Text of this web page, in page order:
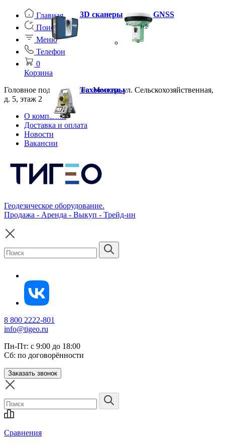
Главная
Поиск
Меню
Телефон
0
Корзина
Головное подразделение: Москва, ул. Сельскохозяйственная,
д. 5, этаж 2
О компании
Доставка и оплата
Новости
Вакансии
Геодезическое оборудование.
Продажа - Аренда - Выкуп - Трейд-ин
8 800 2222-801
info@tigeo.ru
Пн-Пт: с 9:00 до 18:00
Сб: по договорённости
Заказать звонок
Сравнения
3D сканеры GNSS
Тахеометры